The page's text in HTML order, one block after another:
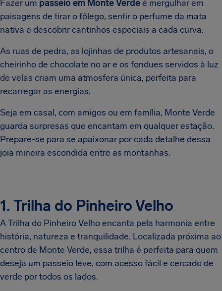
Fazer um passeio em Monte Verdeé mergulhar em
paisagens de tirar o fôlego, sentir o perfume da mata
nativa e descobrir cantinhos especiais a cada curva.
As ruas de pedra, as lojinhas de produtos artesanais, o
cheirinho de chocolate no ar e os fondues servidos à luz
de velas criam uma atmosfera única, perfeita para
recarregar as energias.
Seja em casal, com amigos ou em família, Monte Verde
guarda surpresas que encantam em qualquer estação.
Prepare-se para se apaixonar por cada detalhe dessa
joia mineira escondida entre as montanhas.
1. Trilha do Pinheiro Velho
A Trilha do Pinheiro Velho encanta pela harmonia entre
história, natureza e tranquilidade. Localizada próxima ao
centro de Monte Verde, essa trilha é perfeita para quem
deseja um passeio leve, com acesso fácil e cercado de
verde por todos os lados.